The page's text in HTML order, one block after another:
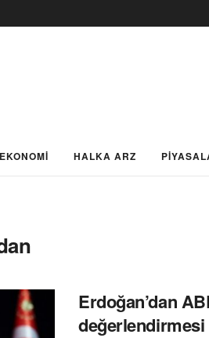
EKONOMİ HALKA ARZ
Erdoğan’dan
değerlendirmesi